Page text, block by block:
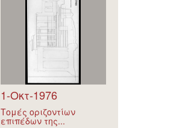
1-Οκτ-1976
Τομές οριζοντίων
επιπέδων της...